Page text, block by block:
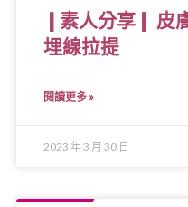
❙素人分享❙ 皮
埋線拉提
閱讀更多 »
2023 年 3 月 30 日